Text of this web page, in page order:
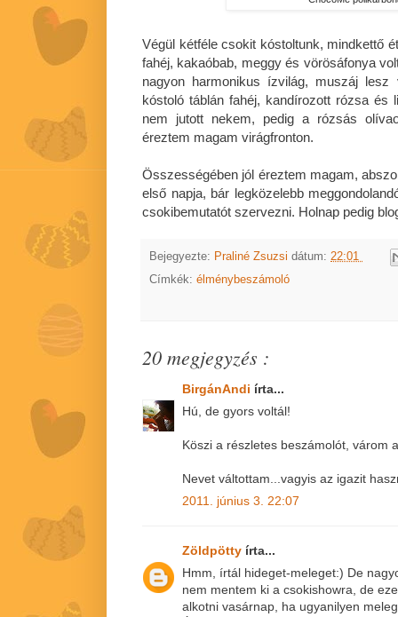
Végül kétféle csokit kóstoltunk, mindkettő
fahéj, kakaóbab, meggy és vörösáfonya
nagyon harmonikus ízvilág, muszáj lesz
kóstoló táblán fahéj, kandírozott rózsa
nem jutott nekem, pedig a rózsás
éreztem magam virágfronton.
Összességében jól éreztem magam,
első napja, bár legközelebb
csokibemutatót szervezni. Holnap pedig
Bejegyezte: Praliné Zsuzsi dátum: 22:01
Címkék: élménybeszámoló
20 megjegyzés :
BirgánAndi írta...
Hú, de gyors voltál!
Köszi a részletes beszámolót, várom
Nevet váltottam...vagyis az igazit
2011. június 3. 22:07
Zöldpötty írta...
Hmm, írtál hideget-meleget:) De
nem mentem ki a csokishowra, de
alkotni vasárnap, ha ugyanilyen